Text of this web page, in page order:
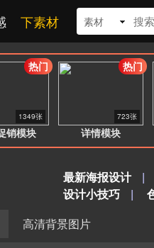
下素材 素材
销模块
1349张
热门
详情模块
723张
热门
最新海报设计
|
设计小技巧
|
高清背景图片